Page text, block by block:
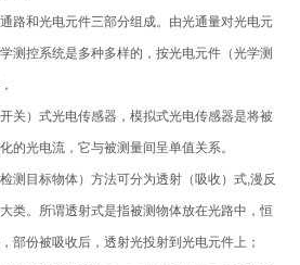
路和光电元件三部分组成。由光通量对光电元
测控系统是多种多样的，按光电元件（光学测
关）式光电传感器，模拟式光电传感器是将被
的光电流，它与被测量间呈单值关系。
测目标物体）方法可分为透射（吸收）式,漫反
类。所谓透射式是指被测物体放在光路中，恒
部份被吸收后，透射光投射到光电元件上；